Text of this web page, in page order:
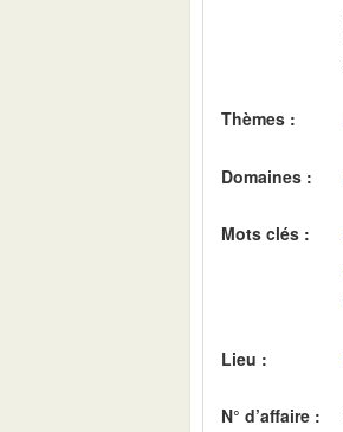
Thèmes :
Domaines :
Mots clés :
Lieu :
N° d’affaire :